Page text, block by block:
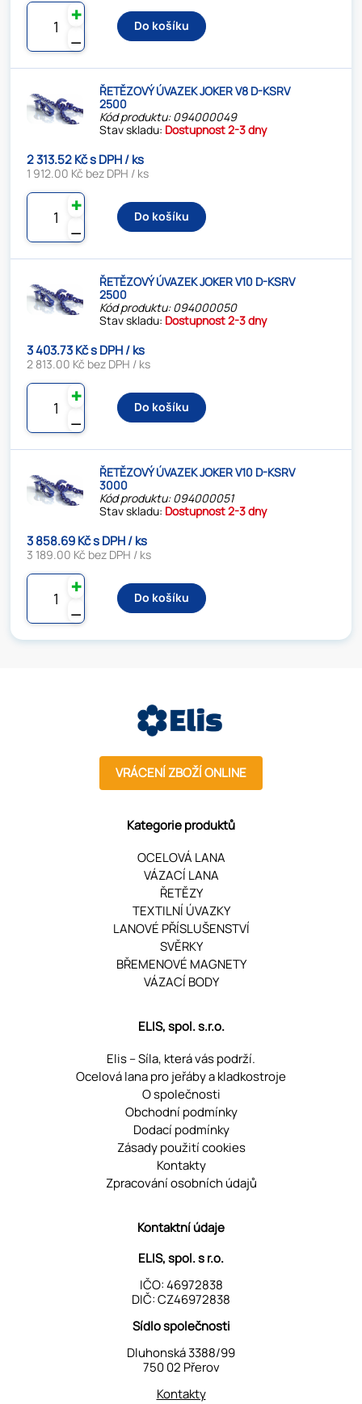
⚊
✚
Do košíku
ŘETĚZOVÝ ÚVAZEK JOKER V8 D-KSRV
2500
Kód produktu: 094000049
Stav skladu: Dostupnost 2-3 dny
2 313.52 Kč s DPH / ks
1 912.00 Kč bez DPH / ks
⚊
✚
Do košíku
ŘETĚZOVÝ ÚVAZEK JOKER V10 D-KSRV
2500
Kód produktu: 094000050
Stav skladu: Dostupnost 2-3 dny
3 403.73 Kč s DPH / ks
2 813.00 Kč bez DPH / ks
⚊
✚
Do košíku
ŘETĚZOVÝ ÚVAZEK JOKER V10 D-KSRV
3000
Kód produktu: 094000051
Stav skladu: Dostupnost 2-3 dny
3 858.69 Kč s DPH / ks
3 189.00 Kč bez DPH / ks
⚊
✚
Do košíku
VRÁCENÍ ZBOŽÍ ONLINE
Kategorie produktů
OCELOVÁ LANA
VÁZACÍ LANA
ŘETĚZY
TEXTILNÍ ÚVAZKY
LANOVÉ PŘÍSLUŠENSTVÍ
SVĚRKY
BŘEMENOVÉ MAGNETY
VÁZACÍ BODY
ELIS, spol. s.r.o.
Elis – Síla, která vás podrží.
Ocelová lana pro jeřáby a kladkostroje
O společnosti
Obchodní podmínky
Dodací podmínky
Zásady použití cookies
Kontakty
Zpracování osobních údajů
Kontaktní údaje
ELIS, spol. s r.o.
IČO: 46972838
DIČ: CZ46972838
Sídlo společnosti
Dluhonská 3388/99
750 02 Přerov
Kontakty